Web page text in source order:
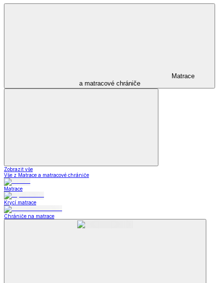
Matrace
a matracové chrániče
Zobrazit vše
Vše z Matrace a matracové chrániče
Matrace
Krycí matrace
Chrániče na matrace